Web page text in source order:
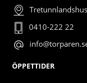
0410-222 22
ÖPPETTIDER